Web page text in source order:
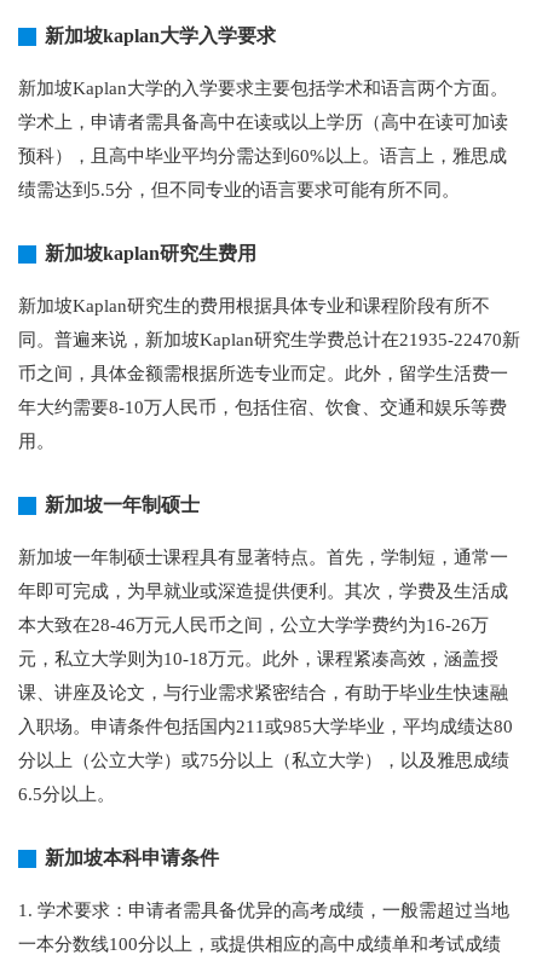
新加坡kaplan大学入学要求
新加坡Kaplan大学的入学要求主要包括学术和语言两个方面。
学术上，申请者需具备高中在读或以上学历（高中在读可加读
预科），且高中毕业平均分需达到60%以上。语言上，雅思成
绩需达到5.5分，但不同专业的语言要求可能有所不同。
新加坡kaplan研究生费用
新加坡Kaplan研究生的费用根据具体专业和课程阶段有所不
同。普遍来说，新加坡Kaplan研究生学费总计在21935-22470新
币之间，具体金额需根据所选专业而定。此外，留学生活费一
年大约需要8-10万人民币，包括住宿、饮食、交通和娱乐等费
用。
新加坡一年制硕士
新加坡一年制硕士课程具有显著特点。首先，学制短，通常一
年即可完成，为早就业或深造提供便利。其次，学费及生活成
本大致在28-46万元人民币之间，公立大学学费约为16-26万
元，私立大学则为10-18万元。此外，课程紧凑高效，涵盖授
课、讲座及论文，与行业需求紧密结合，有助于毕业生快速融
入职场。申请条件包括国内211或985大学毕业，平均成绩达80
分以上（公立大学）或75分以上（私立大学），以及雅思成绩
6.5分以上。
新加坡本科申请条件
1. 学术要求：申请者需具备优异的高考成绩，一般需超过当地
一本分数线100分以上，或提供相应的高中成绩单和考试成绩